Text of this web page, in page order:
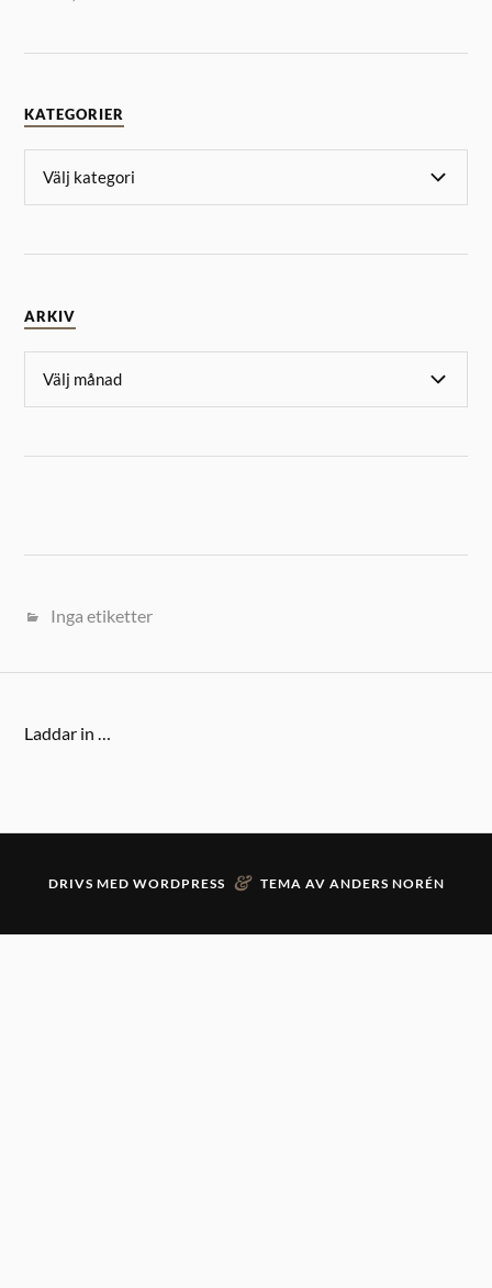
KATEGORIER
ARKIV
Inga etiketter
Laddar in …
DRIVS MED WORDPRESS & TEMA AV ANDERS NORÉN